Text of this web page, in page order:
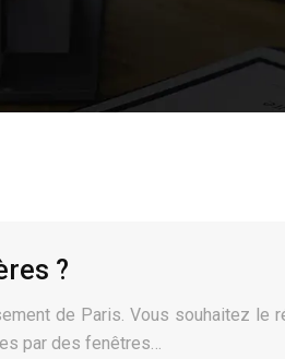
?
de Paris. Vous souhaitez
par des fenêtres…